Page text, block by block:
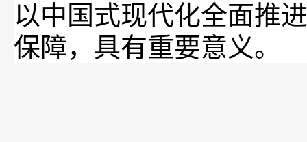
以中国式现代化全面推
保障，具有重要意义。